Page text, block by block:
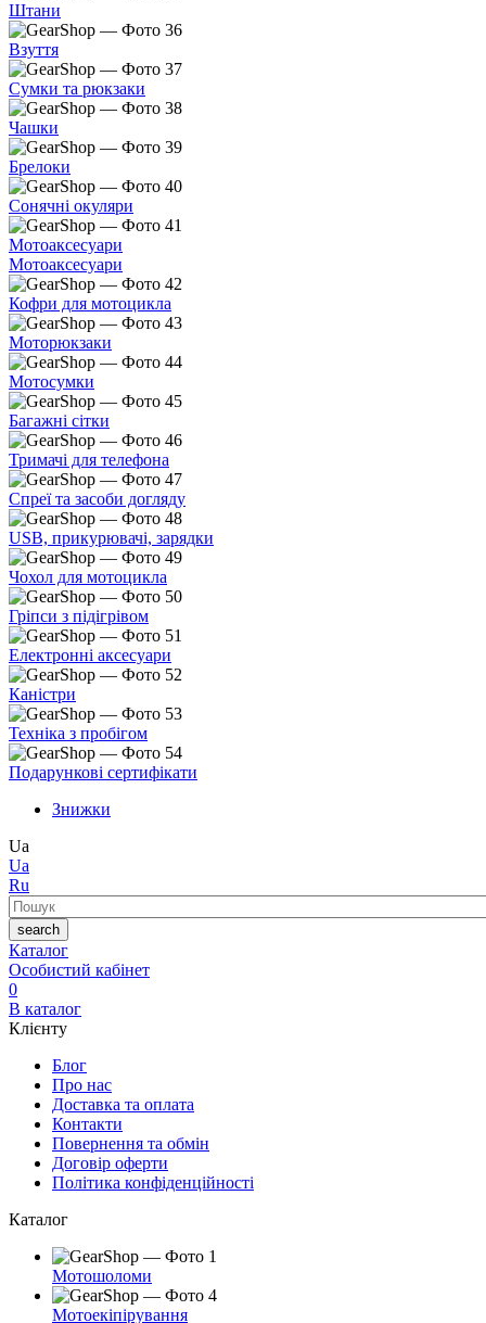
Штани
Взуття
Сумки та рюкзаки
Чашки
Брелоки
Сонячні окуляри
Мотоаксесуари
Мотоаксесуари
Кофри для мотоцикла
Моторюкзаки
Мотосумки
Багажні сітки
Тримачі для телефона
Спреї та засоби догляду
USB, прикурювачі, зарядки
Чохол для мотоцикла
Гріпси з підігрівом
Електронні аксесуари
Каністри
Техніка з пробігом
Подарункові сертифікати
Знижки
Ua
Ua
Ru
Пошук
search
Каталог
Особистий кабінет
0
В каталог
Клієнту
Блог
Про нас
Доставка та оплата
Контакти
Повернення та обмін
Договір оферти
Політика конфіденційності
Каталог
Мотошоломи
Мотоекіпірування